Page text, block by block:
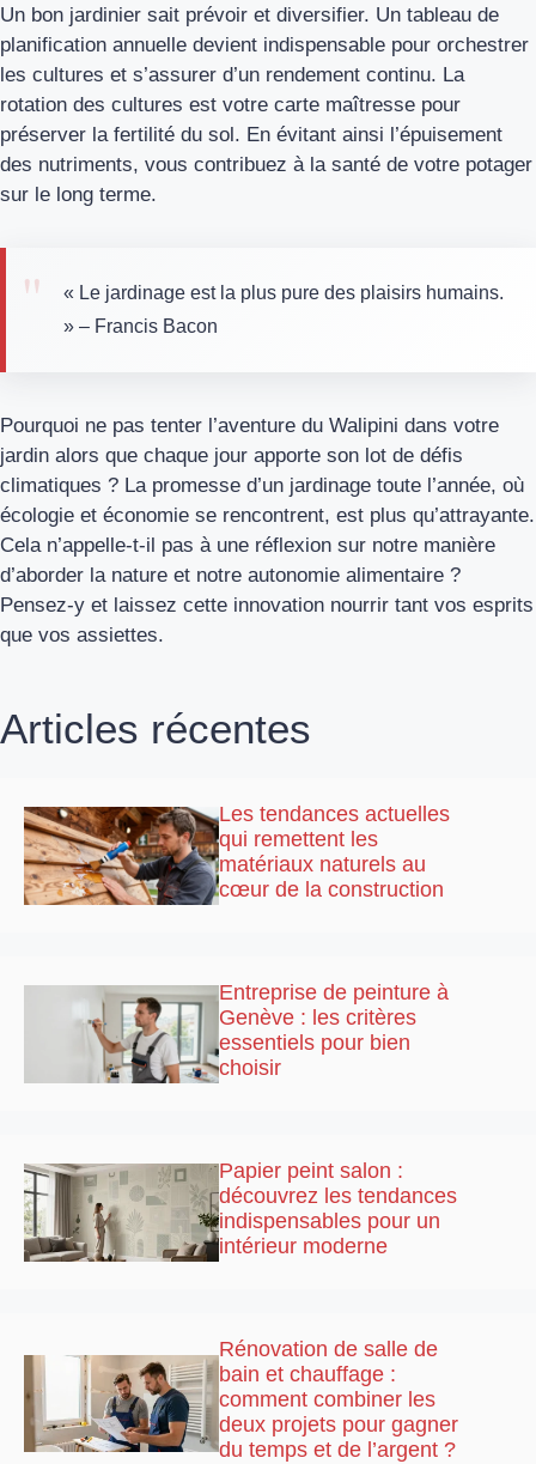
Un bon jardinier sait prévoir et diversifier. Un tableau de
planification annuelle devient indispensable pour orchestrer
les cultures et s’assurer d’un rendement continu. La
rotation des cultures est votre carte maîtresse pour
préserver la fertilité du sol. En évitant ainsi l’épuisement
des nutriments, vous contribuez à la santé de votre potager
sur le long terme.
« Le jardinage est la plus pure des plaisirs humains.
» – Francis Bacon
Pourquoi ne pas tenter l’aventure du Walipini dans votre
jardin alors que chaque jour apporte son lot de défis
climatiques ? La promesse d’un jardinage toute l’année, où
écologie et économie se rencontrent, est plus qu’attrayante.
Cela n’appelle-t-il pas à une réflexion sur notre manière
d’aborder la nature et notre autonomie alimentaire ?
Pensez-y et laissez cette innovation nourrir tant vos esprits
que vos assiettes.
Articles récentes
Les tendances actuelles
qui remettent les
matériaux naturels au
cœur de la construction
Entreprise de peinture à
Genève : les critères
essentiels pour bien
choisir
Papier peint salon :
découvrez les tendances
indispensables pour un
intérieur moderne
Rénovation de salle de
bain et chauffage :
comment combiner les
deux projets pour gagner
du temps et de l’argent ?